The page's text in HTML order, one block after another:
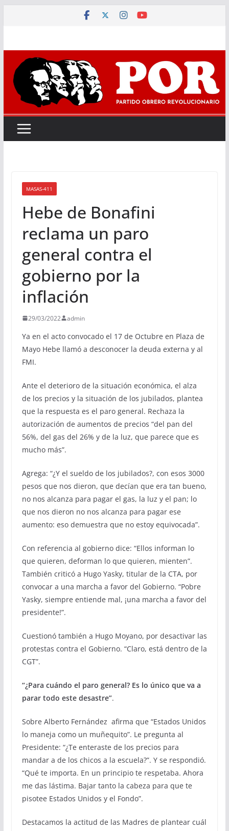
MASAS-411
Hebe de Bonafini
reclama un paro
general contra el
gobierno por la
inflación
29/03/2022 admin
Ya en el acto convocado el 17 de Octubre en Plaza de
Mayo Hebe llamó a desconocer la deuda externa y al
FMI.
Ante el deterioro de la situación económica, el alza
de los precios y la situación de los jubilados, plantea
que la respuesta es el paro general. Rechaza la
autorización de aumentos de precios “del pan del
56%, del gas del 26% y de la luz, que parece que es
mucho más”.
Agrega: “¿Y el sueldo de los jubilados?, con esos 3000
pesos que nos dieron, que decían que era tan bueno,
no nos alcanza para pagar el gas, la luz y el pan; lo
que nos dieron no nos alcanza para pagar ese
aumento: eso demuestra que no estoy equivocada”.
Con referencia al gobierno dice: “Ellos informan lo
que quieren, deforman lo que quieren, mienten”.
También criticó a Hugo Yasky, titular de la CTA, por
convocar a una marcha a favor del Gobierno. “Pobre
Yasky, siempre entiende mal, ¡una marcha a favor del
presidente!”.
Cuestionó también a Hugo Moyano, por desactivar las
protestas contra el Gobierno. “Claro, está dentro de la
CGT”.
“¿Para cuándo el paro general? Es lo único que va a
parar todo este desastre”.
Sobre Alberto Fernández afirma que “Estados Unidos
lo maneja como un muñequito”. Le pregunta al
Presidente: “¿Te enteraste de los precios para
mandar a de los chicos a la escuela?”. Y se respondió.
“Qué te importa. En un principio te respetaba. Ahora
me das lástima. Bajar tanto la cabeza para que te
pisotee Estados Unidos y el Fondo”.
Destacamos la actitud de las Madres de plantear cuál